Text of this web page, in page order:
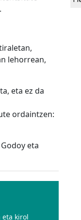
lehorrean,
eta ez da
ordaintzen:
eta
eta kirol